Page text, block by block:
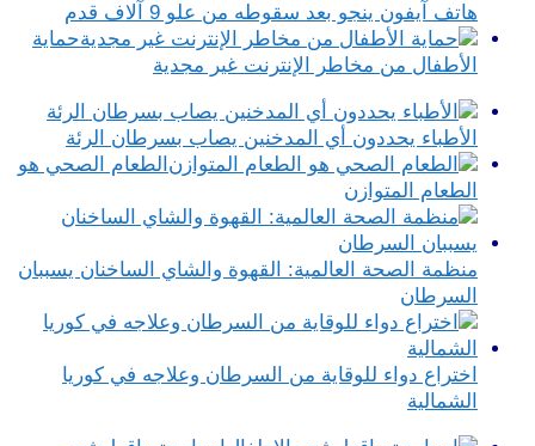
هاتف آيفون ينجو بعد سقوطه من علو 9 آلاف قدم
حماية
الأطفال من مخاطر الإنترنت غير مجدية
الأطباء يحددون أي المدخنين يصاب بسرطان الرئة
الطعام الصحي هو
الطعام المتوازن
منظمة الصحة العالمية: القهوة والشاي الساخنان يسببان
السرطان
اختراع دواء للوقاية من السرطان وعلاجه في كوريا
الشمالية